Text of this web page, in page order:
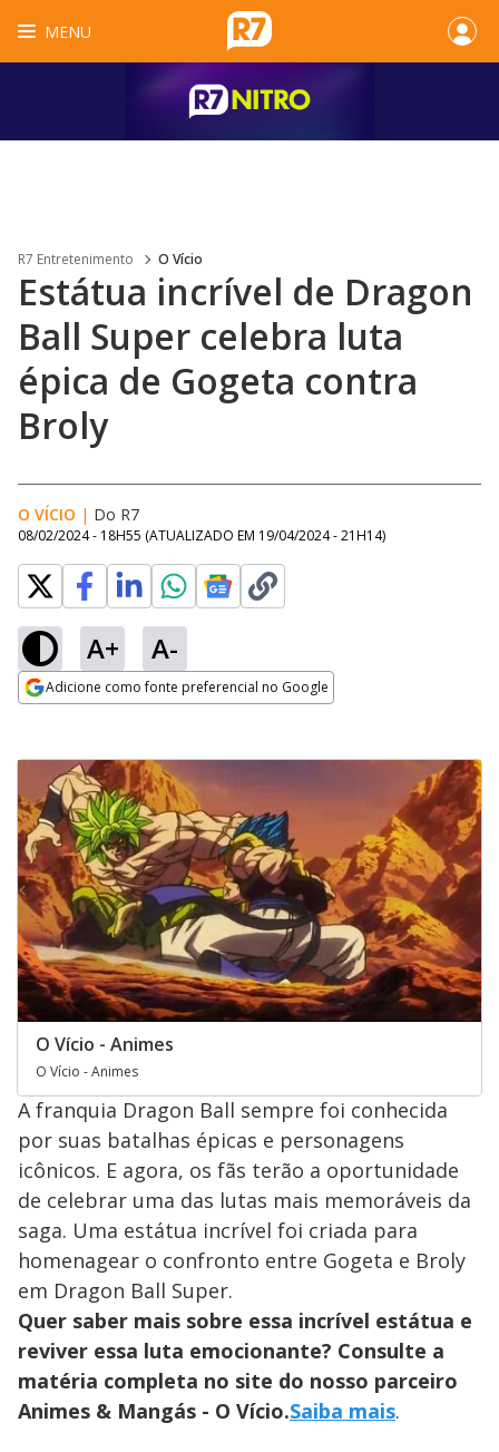
MENU
R7 Entretenimento O Vício
Estátua incrível de Dragon
Ball Super celebra luta
épica de Gogeta contra
Broly
O VÍCIO | Do R7
08/02/2024 - 18H55 (ATUALIZADO EM 19/04/2024 - 21H14)
A+ A-
Adicione como fonte preferencial no Google
O Vício - Animes
O Vício - Animes
A franquia Dragon Ball sempre foi conhecida
por suas batalhas épicas e personagens
icônicos. E agora, os fãs terão a oportunidade
de celebrar uma das lutas mais memoráveis da
saga. Uma estátua incrível foi criada para
homenagear o confronto entre Gogeta e Broly
em Dragon Ball Super.
Quer saber mais sobre essa incrível estátua e
reviver essa luta emocionante? Consulte a
matéria completa no site do nosso parceiro
Animes & Mangás - O Vício.Saiba mais.